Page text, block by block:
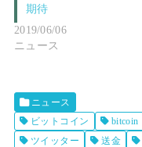
期待
2019/06/06
ニュース
ニュース
ビットコイン
bitcoin
ツイッター
送金